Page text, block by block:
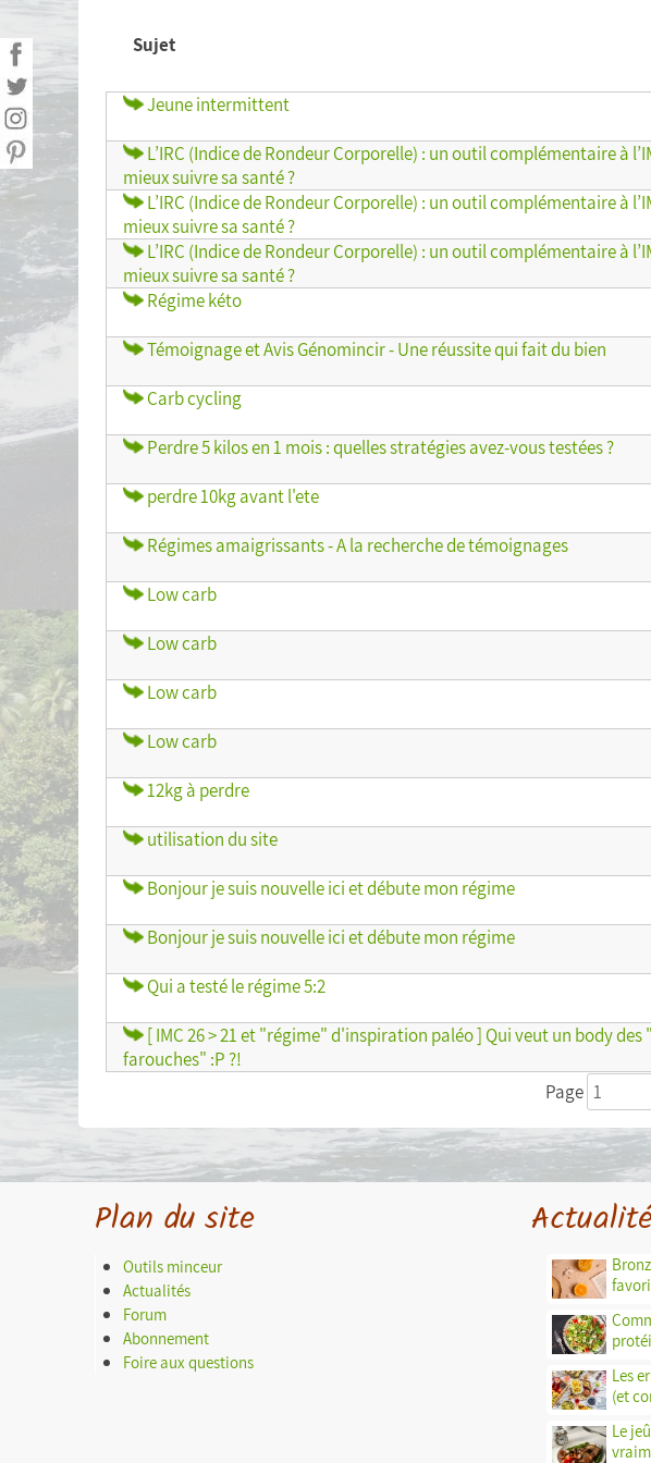
(IMC)
Liste de courses
Menu de la semaine
Exporter mes données
Sujet
Jeune intermittent
L’IRC (Indice de Rondeur Corporelle) : un outil complémentaire à
mieux suivre sa santé ?
L’IRC (Indice de Rondeur Corporelle) : un outil complémentaire à
mieux suivre sa santé ?
L’IRC (Indice de Rondeur Corporelle) : un outil complémentaire à
mieux suivre sa santé ?
Régime kéto
Témoignage et Avis Génomincir - Une réussite qui fait du bien
Carb cycling
Perdre 5 kilos en 1 mois : quelles stratégies avez-vous testées ?
perdre 10kg avant l'ete
Régimes amaigrissants - A la recherche de témoignages
Low carb
Low carb
Low carb
Low carb
12kg à perdre
utilisation du site
Bonjour je suis nouvelle ici et débute mon régime
Bonjour je suis nouvelle ici et débute mon régime
Qui a testé le régime 5:2
[ IMC 26 > 21 et "régime" d'inspiration paléo ] Qui veut un body des
farouches" :P ?!
Page
Plan du site
Outils minceur
Actualités
Forum
Abonnement
Foire aux questions
Les
(et
Le